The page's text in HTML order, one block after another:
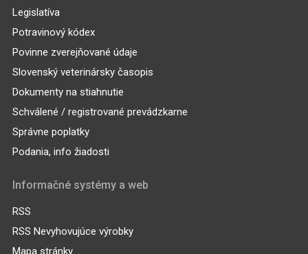
Legislatíva
Potravinový kódex
Povinne zverejňované údaje
Slovenský veterinársky časopis
Dokumenty na stiahnutie
Schválené / registrované prevádzkarne
Správne poplatky
Podania, info žiadosti
Informačné systémy a web
RSS
RSS Nevyhovujúce výrobky
Mapa stránky